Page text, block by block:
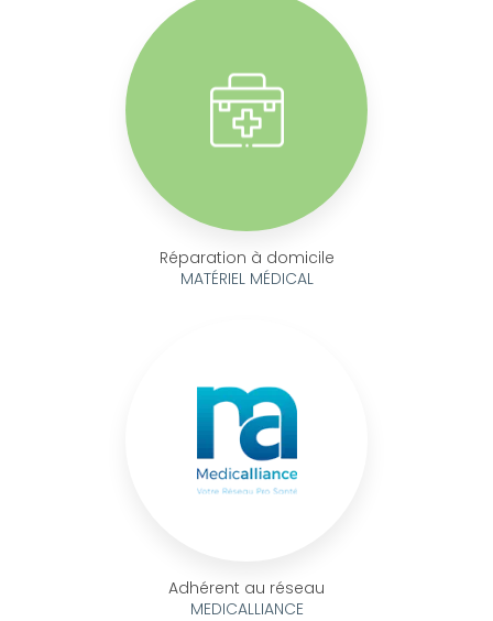
Réparation à domicile
MATÉRIEL MÉDICAL
Adhérent au réseau
MEDICALLIANCE